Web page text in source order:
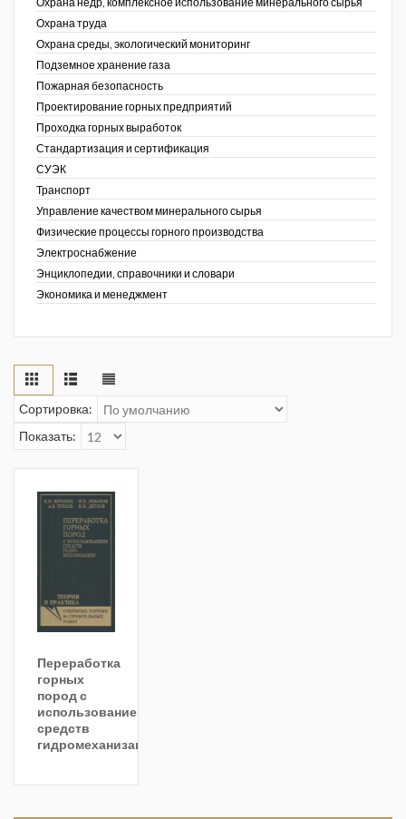
Охрана труда
Охрана среды, экологический мониторинг
Подземное хранение газа
Пожарная безопасность
Проектирование горных предприятий
Проходка горных выработок
Стандартизация и сертификация
СУЭК
Транспорт
Управление качеством минерального сырья
Физические процессы горного производства
Электроснабжение
Энциклопедии, справочники и словари
Экономика и менеджмент
Сортировка:
Показать:
Переработка
горных
пород с
использованием
средств
гидромеханизации